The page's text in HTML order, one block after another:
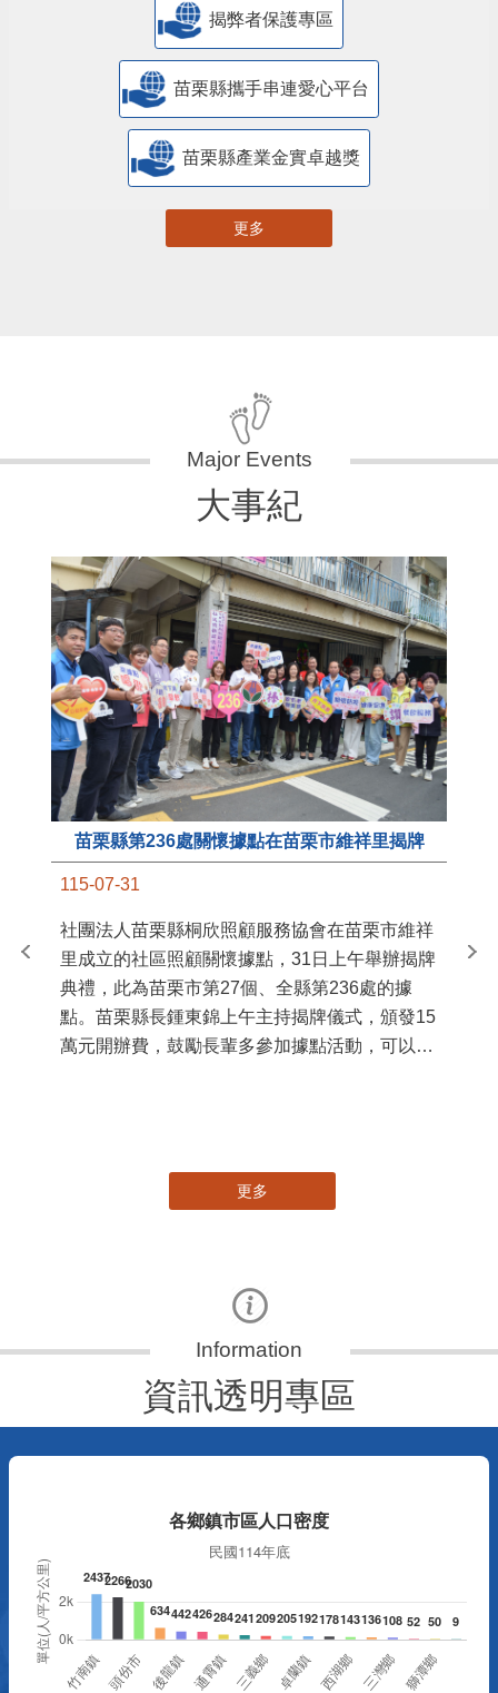
揭弊者保護專區
苗栗縣攜手串連愛心平台
苗栗縣產業金實卓越獎
更多
大事紀
苗栗縣第236處關懷據點在苗栗市維祥里揭牌
115-07-31
社團法人苗栗縣桐欣照顧服務協會在苗栗市維祥
里成立的社區照顧關懷據點，31日上午舉辦揭牌
典禮，此為苗栗市第27個、全縣第236處的據
點。苗栗縣長鍾東錦上午主持揭牌儀式，頒發15
萬元開辦費，鼓勵長輩多參加據點活動，可以更
苗
更多
資訊透明專區